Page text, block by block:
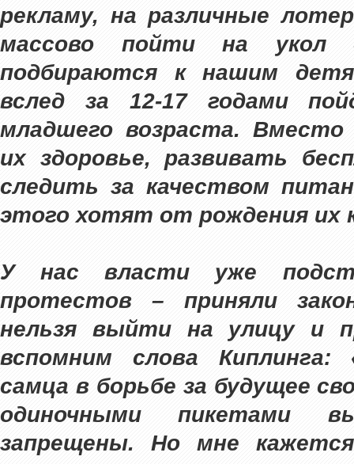
рекламу, на различные
массово пойти на укол
подбираются к нашим
вслед за 12-17 годами
младшего возраста.
их здоровье, развивать
следить за качеством
этого хотят от рождения их
У нас власти уже
протестов – приняли
нельзя выйти на улицу и
вспомним слова Киплинга:
самца в борьбе за будущее
одиночными пикетами
запрещены. Но мне